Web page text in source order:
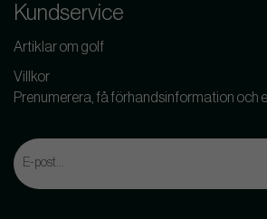
Kundservice
Artiklar om golf
Villkor
Prenumerera, få förhandsinformation och